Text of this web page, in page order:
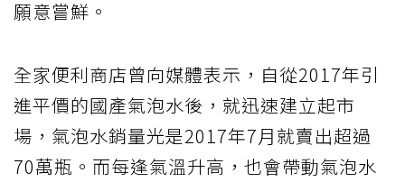
願意嘗鮮。
全家便利商店曾向媒體表示，自從2017年引
進平價的國產氣泡水後，就迅速建立起市
場，氣泡水銷量光是2017年7月就賣出超過
70萬瓶。而每逢氣溫升高，也會帶動氣泡水